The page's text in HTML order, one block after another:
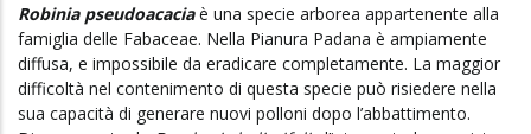
Robinia pseudoacaciaè una specie arborea appartenente alla
famiglia delle Fabaceae. Nella Pianura Padana è ampiamente
diffusa, e impossibile da eradicare completamente. La maggior
difficoltà nel contenimento di questa specie può risiedere nella
sua capacità di generare nuovi polloni dopo l’abbattimento.